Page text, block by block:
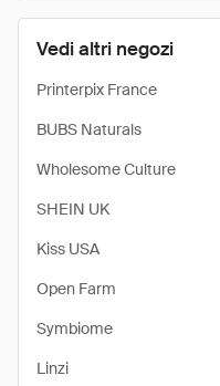
Vedi altri negozi
Printerpix France
BUBS Naturals
Wholesome Culture
SHEIN UK
Kiss USA
Open Farm
Symbiome
Linzi